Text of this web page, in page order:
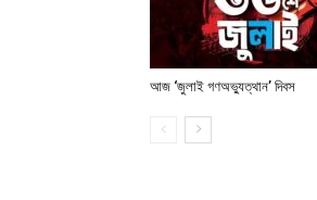
আজ ‘জুলাই গণঅভ্যুত্থান’ দিবস